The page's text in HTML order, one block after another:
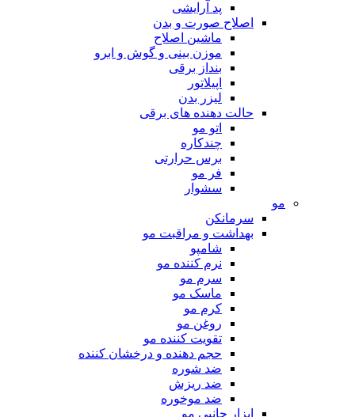
پد آرایشی
اصلاح صورت و بدن
ماشین اصلاح
موزن بینی و گوش و ابرو
بنداز برقی
اپیلاتور
لیزر بدن
حالت دهنده های برقی
اتو مو
چندکاره
برس حرارتی
فر مو
سشوار
مو
سرمانکن
بهداشت و مراقبت مو
شامپو
نرم کننده مو
سرم مو
ماسک مو
کرم مو
روغن مو
تقویت کننده مو
حجم دهنده و درخشان کننده
ضد شوره
ضد ریزش
ضد موخوره
ابزار جانبی مو